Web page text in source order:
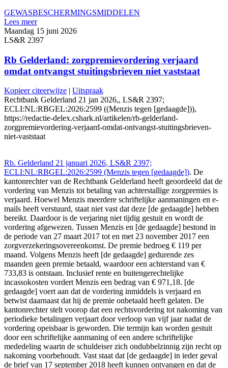
GEWASBESCHERMINGSMIDDELEN
Lees meer
Maandag 15 juni 2026
LS&R 2397
Rb Gelderland: zorgpremievordering verjaard
omdat ontvangst stuitingsbrieven niet vaststaat
Kopieer citeerwijze | Uitspraak
Rechtbank Gelderland 21 jan 2026,, LS&R 2397;
ECLI:NL:RBGEL:2026:2599 ((Menzis tegen [gedaagde])),
https://redactie-delex.cshark.nl/artikelen/rb-gelderland-
zorgpremievordering-verjaard-omdat-ontvangst-stuitingsbrieven-
niet-vaststaat
Rb. Gelderland 21 januari 2026, LS&R 2397;
ECLI:NL:RBGEL:2026:2599 (Menzis tegen [gedaagde]). De
kantonrechter van de Rechtbank Gelderland heeft geoordeeld dat de
vordering van Menzis tot betaling van achterstallige zorgpremies is
verjaard. Hoewel Menzis meerdere schriftelijke aanmaningen en e-
mails heeft verstuurd, staat niet vast dat deze [de gedaagde] hebben
bereikt. Daardoor is de verjaring niet tijdig gestuit en wordt de
vordering afgewezen. Tussen Menzis en [de gedaagde] bestond in
de periode van 27 maart 2017 tot en met 23 november 2017 een
zorgverzekeringsovereenkomst. De premie bedroeg € 119 per
maand. Volgens Menzis heeft [de gedaagde] gedurende zes
maanden geen premie betaald, waardoor een achterstand van €
733,83 is ontstaan. Inclusief rente en buitengerechtelijke
incassokosten vordert Menzis een bedrag van € 971,18. [de
gedaagde] voert aan dat de vordering inmiddels is verjaard en
betwist daarnaast dat hij de premie onbetaald heeft gelaten. De
kantonrechter stelt voorop dat een rechtsvordering tot nakoming van
periodieke betalingen verjaart door verloop van vijf jaar nadat de
vordering opeisbaar is geworden. Die termijn kan worden gestuit
door een schriftelijke aanmaning of een andere schriftelijke
mededeling waarin de schuldeiser zich ondubbelzinnig zijn recht op
nakoming voorbehoudt. Vast staat dat [de gedaagde] in ieder geval
de brief van 17 september 2018 heeft kunnen ontvangen en dat de